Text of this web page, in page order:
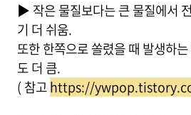
▶ 작은 물질보다는 큰 물질에서
기 더 쉬움.
또한 한쪽으로 쏠렸을 때 발생하
도 더 큼.
( 참고https://